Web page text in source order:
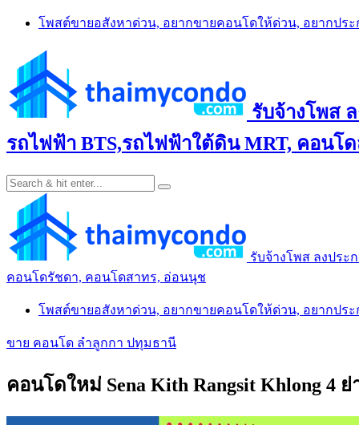
Skip
โพสต์ขายอสังหาด่วน, อยากขายคอนโดให้ด่วน, อยากปร
รับจ้างโพส
รถไฟฟ้า BTS,รถไฟฟ้าใต้ดิน MRT, คอน
รับจ้างโพส ลงประ
คอนโดรัชดา, คอนโดสาทร, อ่อนนุช
โพสต์ขายอสังหาด่วน, อยากขายคอนโดให้ด่วน, อยากปร
ขาย คอนโด ลำลูกกา ปทุมธานี
คอนโดใหม่ Sena Kith Rangsit Khlong 4